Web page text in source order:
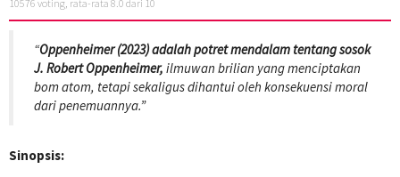
10576 voting, rata-rata 8.0 dari 10
“Oppenheimer (2023) adalah potret mendalam tentang sosok
J. Robert Oppenheimer, ilmuwan brilian yang menciptakan
bom atom, tetapi sekaligus dihantui oleh konsekuensi moral
dari penemuannya.”
Sinopsis: